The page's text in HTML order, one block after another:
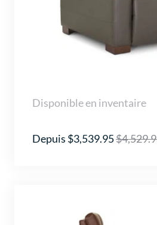
Disponible en inventaire
Depuis $3,539.95